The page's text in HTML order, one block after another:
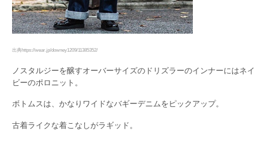
出典https://wear.jp/downey1209/11385352/
ノスタルジーを醸すオーバーサイズのドリズラーのインナーにはネイ
ビーのポロニット。
ボトムスは、かなりワイドなバギーデニムをピックアップ。
古着ライクな着こなしがラギッド。